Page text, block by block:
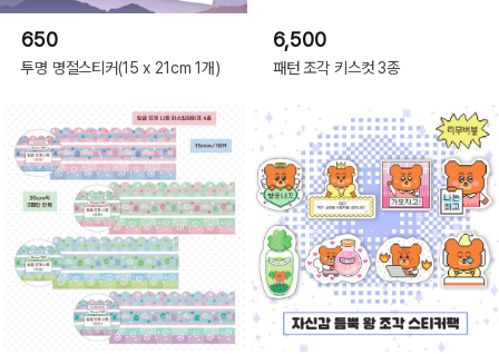
650
투명 명절스티커(15 x 21cm 1개)
6,500
패턴 조각 키스컷 3종